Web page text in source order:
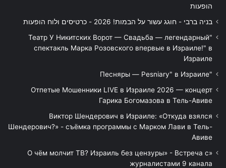
הופעות
בניה ברבי - חוגג עשור על הבמות! 2026 - כרטיסים ולוח הופעות
"Театр У Никитских Ворот — Свадьба — легендарный
спектакль Марка Розовского впервые в Израиле!" в
Израиле
"Песняры — Pesniary" в Израиле
Отпетые Мошенники LIVE в Израиле 2026 — концерт
Гарика Богомазова в Тель-Авиве
Виктор Шендерович в Израиле: «Откуда взялся
Шендерович?» - съёмка программы с Марком Лави в Тель-
Авиве
«О чём молчит ТВ? Израиль без цензуры» - Встреча с
журналистами 9 канала